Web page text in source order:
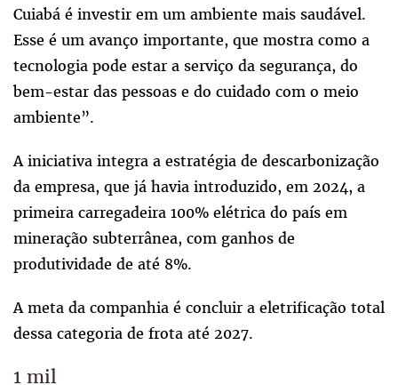
Cuiabá é investir em um ambiente mais saudável.
Esse é um avanço importante, que mostra como a
tecnologia pode estar a serviço da segurança, do
bem-estar das pessoas e do cuidado com o meio
ambiente”.
A iniciativa integra a estratégia de descarbonização
da empresa, que já havia introduzido, em 2024, a
primeira carregadeira 100% elétrica do país em
mineração subterrânea, com ganhos de
produtividade de até 8%.
A meta da companhia é concluir a eletrificação total
dessa categoria de frota até 2027.
1 mil